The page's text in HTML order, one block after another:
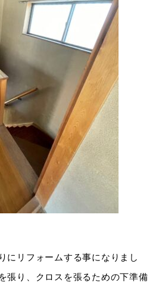
にリフォームする事になりまし
張り、クロスを張るための下準備